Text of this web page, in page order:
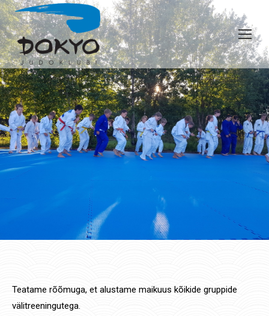
Teatame rõõmuga, et alustame maikuus kõikide gruppide
välitreeningutega.